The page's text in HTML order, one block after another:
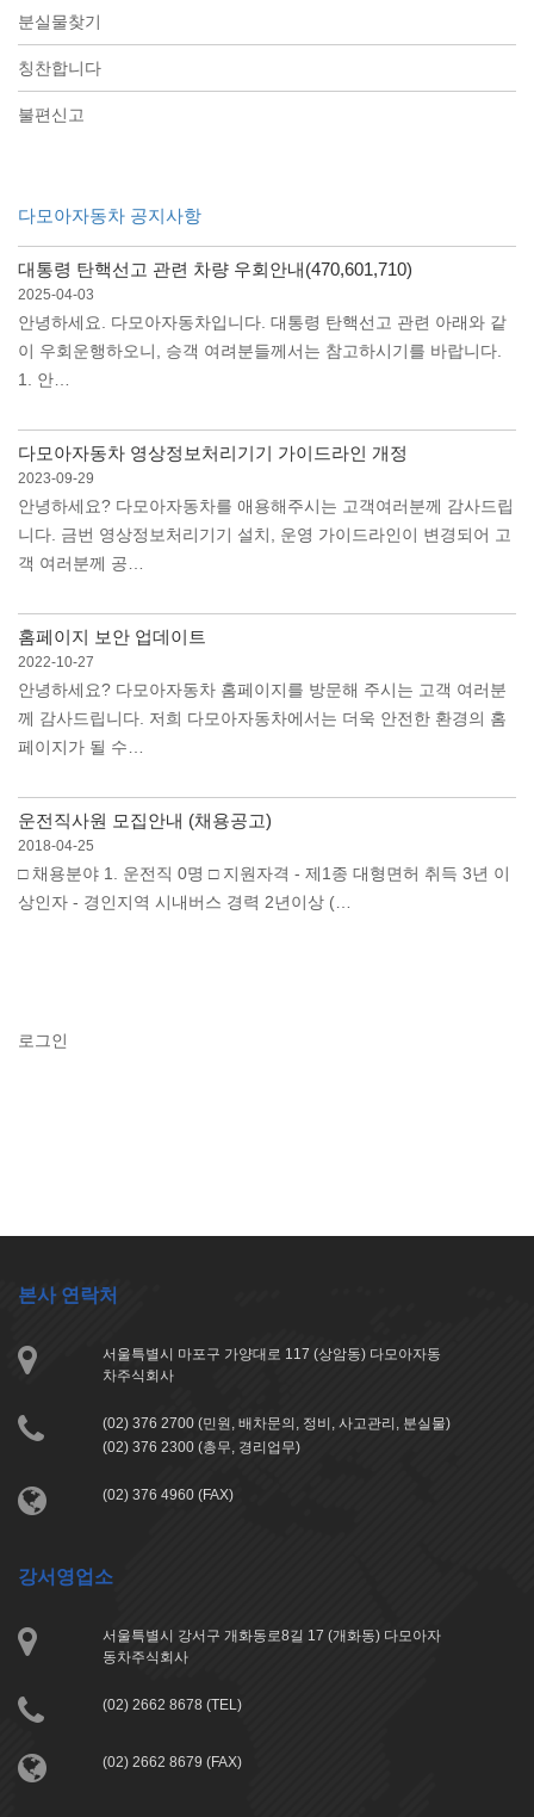
분실물찾기
칭찬합니다
불편신고
다모아자동차 공지사항
대통령 탄핵선고 관련 차량 우회안내(470,601,710)
2025-04-03
안녕하세요. 다모아자동차입니다. 대통령 탄핵선고 관련 아래와 같
이 우회운행하오니, 승객 여려분들께서는 참고하시기를 바랍니다.
1. 안…
다모아자동차 영상정보처리기기 가이드라인 개정
2023-09-29
안녕하세요? 다모아자동차를 애용해주시는 고객여러분께 감사드립
니다. 금번 영상정보처리기기 설치, 운영 가이드라인이 변경되어 고
객 여러분께 공…
홈페이지 보안 업데이트
2022-10-27
안녕하세요? 다모아자동차 홈페이지를 방문해 주시는 고객 여러분
께 감사드립니다. 저희 다모아자동차에서는 더욱 안전한 환경의 홈
페이지가 될 수…
운전직사원 모집안내 (채용공고)
2018-04-25
□ 채용분야 1. 운전직 0명 □ 지원자격 - 제1종 대형면허 취득 3년 이
상인자 - 경인지역 시내버스 경력 2년이상 (…
로그인
본사 연락처
서울특별시 마포구 가양대로 117 (상암동) 다모아자동
차주식회사
(02) 376 2700 (민원, 배차문의, 정비, 사고관리, 분실물)
(02) 376 2300 (총무, 경리업무)
(02) 376 4960 (FAX)
강서영업소
서울특별시 강서구 개화동로8길 17 (개화동) 다모아자
동차주식회사
(02) 2662 8678 (TEL)
(02) 2662 8679 (FAX)